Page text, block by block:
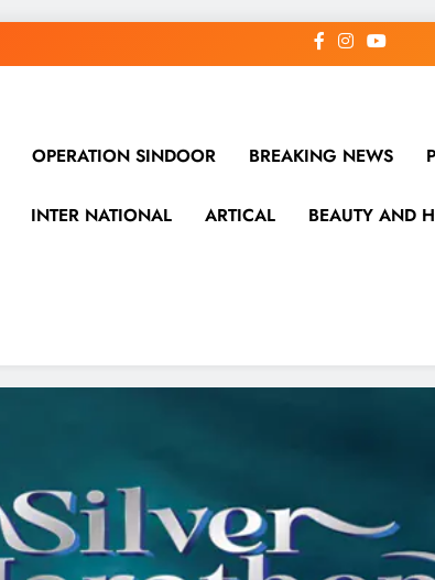
OPERATION SINDOOR BREAKING NEWS
INTER NATIONAL ARTICAL BEAUTY AND